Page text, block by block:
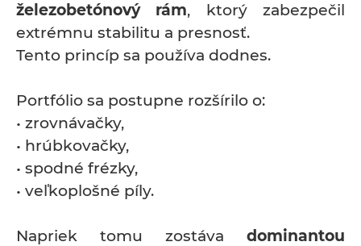
železobetónový rám, ktorý zabezpečil
extrémnu stabilitu a presnosť.
Tento princíp sa používa dodnes.
Portfólio sa postupne rozšírilo o:
• zrovnávačky,
• hrúbkovačky,
• spodné frézky,
• veľkoplošné píly.
Napriek tomu zostáva dominantou